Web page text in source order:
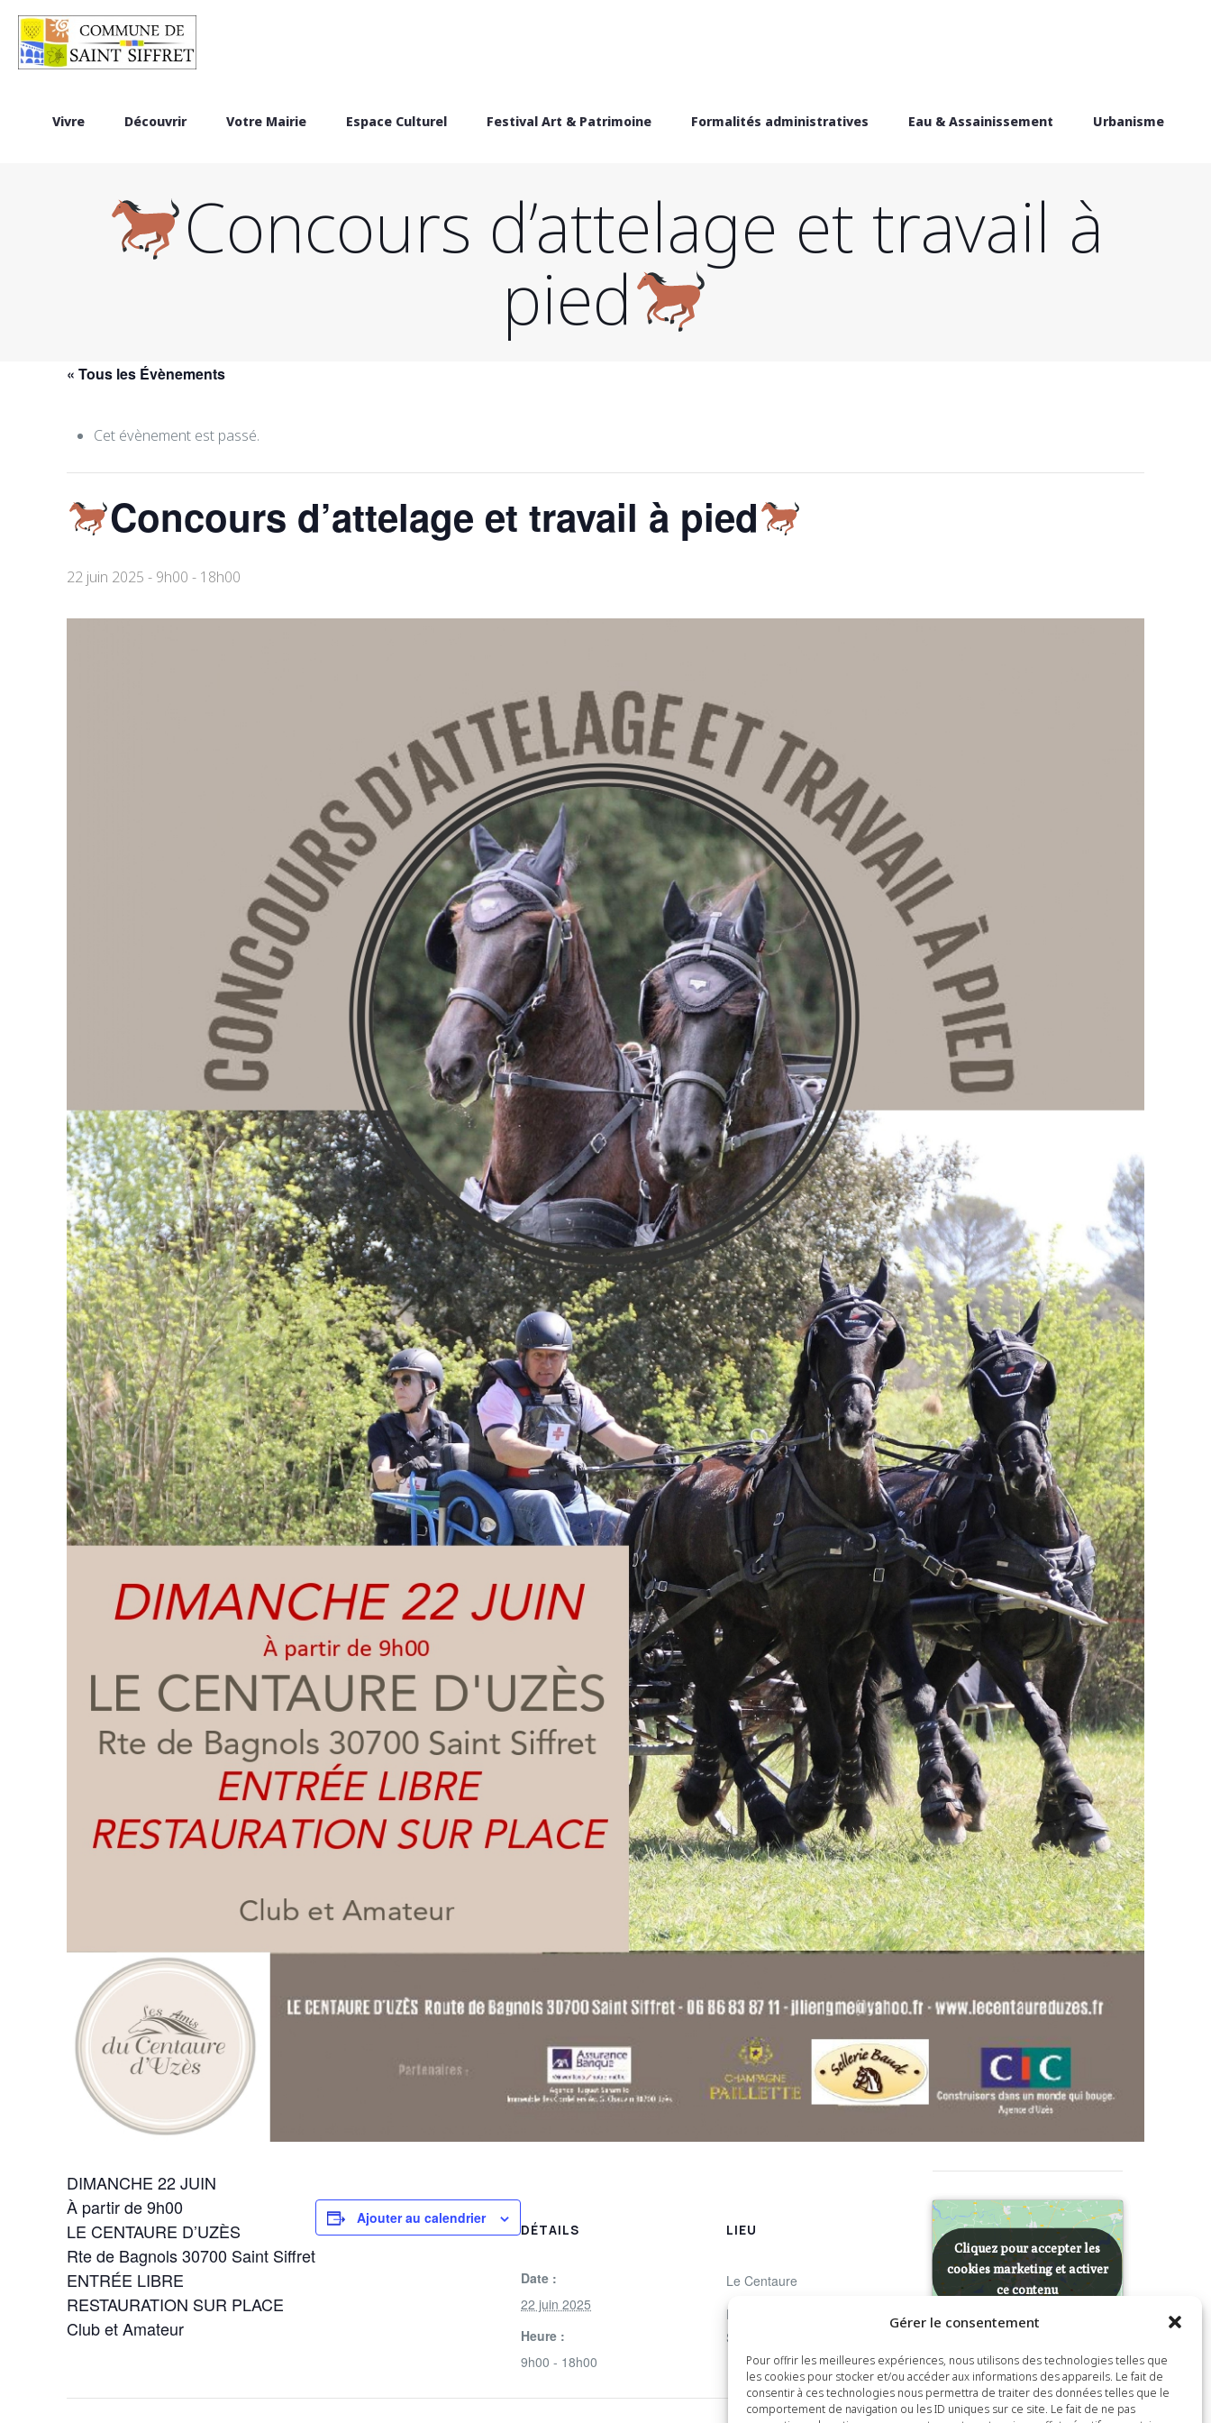
Gérer le consentement
Pour offrir les meilleures expériences, nous utilisons des technologies telles que
les cookies pour stocker et/ou accéder aux informations des appareils. Le fait de
consentir à ces technologies nous permettra de traiter des données telles que le
comportement de navigation ou les ID uniques sur ce site. Le fait de ne pas
Vivre Découvrir Votre Mairie Espace Culturel Festival Art & Patrimoine Formalités administratives Eau & Assainissement Urbanisme
Concours d’attelage et travail à
pied
« Tous les Évènements
Cet évènement est passé.
Concours d’attelage et travail à pied
22 juin 2025 - 9h00 - 18h00
DIMANCHE 22 JUIN
À partir de 9h00
LE CENTAURE D’UZÈS
Rte de Bagnols 30700 Saint Siffret
ENTRÉE LIBRE
RESTAURATION SUR PLACE
Club et Amateur
Ajouter au calendrier
DÉTAILS
Date :
22 juin 2025
Heure :
9h00 - 18h00
LIEU
Le Centaure
Route de Bagnols
Saint-Siffret
Cliquez pour accepter les
cookies marketing et activer
ce contenu
Cliquez pour accepter les
cookies marketing et activer
ce contenu